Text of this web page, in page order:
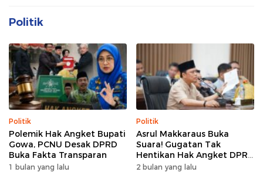
Politik
Politik
Polemik Hak Angket Bupati
Gowa, PCNU Desak DPRD
Buka Fakta Transparan
1 bulan yang lalu
Politik
Asrul Makkaraus Buka
Suara! Gugatan Tak
Hentikan Hak Angket DPRD
Gowa
2 bulan yang lalu